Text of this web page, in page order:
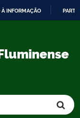
À INFORMAÇÃO